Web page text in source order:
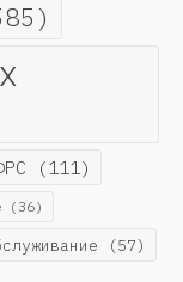
(111)
(36)
(57)